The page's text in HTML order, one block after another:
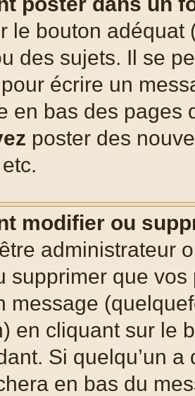
le bouton
des sujets. Il se
écrire un
en bas des pages
poster des
modifier ou
administrateur
supprimer que
message
en cliquant sur le
Si quelqu’un
en bas du